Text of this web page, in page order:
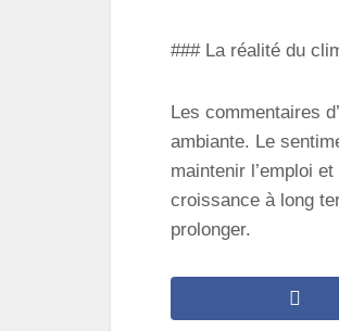
### La réalité du
Les commentaires
ambiante. Le
maintenir l’emploi
croissance à long
prolonger.